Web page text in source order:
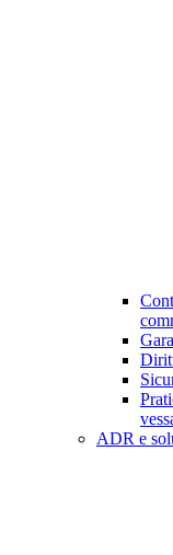
ADR e